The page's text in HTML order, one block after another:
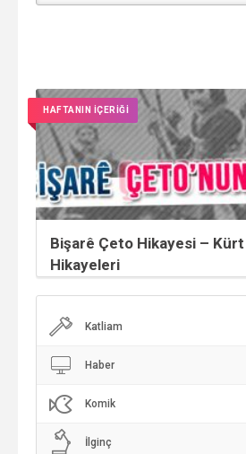
HAFTANIN İÇERİĞİ
Bişarê Çeto Hikayesi – Kürt
Hikayeleri
Katliam
Haber
Komik
İlginç